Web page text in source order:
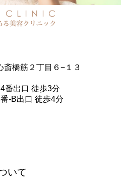
斎橋筋２丁目６−１３
番出口 徒歩3分
-B出口 徒歩4分
いて